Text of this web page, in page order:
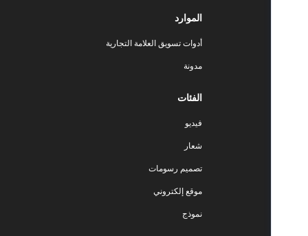
أدوات تسويق العلامة التجارية
تصميم رسومات
موقع إلكتروني